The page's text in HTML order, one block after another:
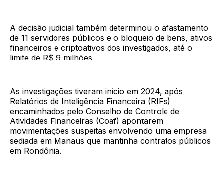
A decisão judicial também determinou o afastamento
de 11 servidores públicos e o bloqueio de bens, ativos
financeiros e criptoativos dos investigados, até o
limite de R$ 9 milhões.
As investigações tiveram início em 2024, após
Relatórios de Inteligência Financeira (RIFs)
encaminhados pelo Conselho de Controle de
Atividades Financeiras (Coaf) apontarem
movimentações suspeitas envolvendo uma empresa
sediada em Manaus que mantinha contratos públicos
em Rondônia.